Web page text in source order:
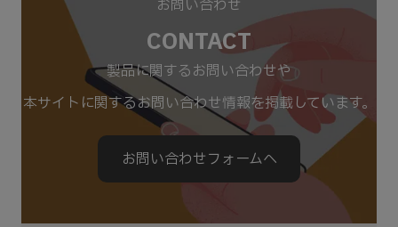
お問い合わせ
CONTACT
製品に関するお問い合わせや
本サイトに関するお問い合わせ情報を掲載しています。
お問い合わせフォームへ